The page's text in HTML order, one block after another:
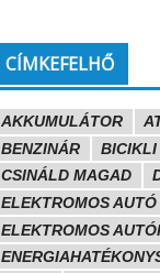
CÍMKEFELHŐ
AKKUMULÁTOR
BENZINÁR
BICIKLI
CSINÁLD MAGAD
ELEKTROMOS AUTÓ
ELEKTROMOS